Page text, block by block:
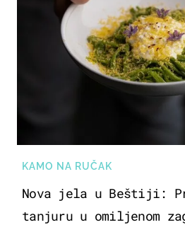
KAMO NA RUČAK
Nova jela u Beštiji:
tanjuru u omiljenom